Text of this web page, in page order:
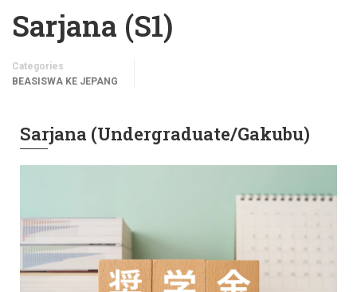
Sarjana (S1)
Categories
BEASISWA KE JEPANG
Sarjana (Undergraduate/Gakubu)